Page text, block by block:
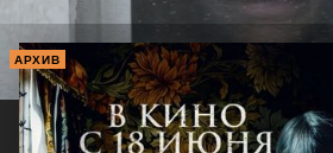
АРХИВ